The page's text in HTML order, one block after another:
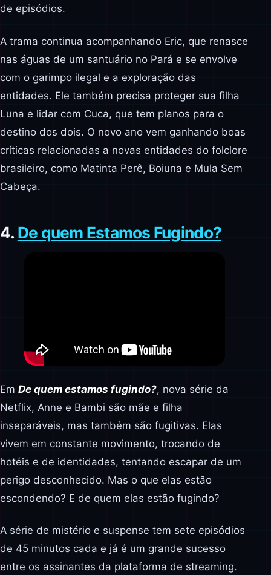
de episódios.
A trama continua acompanhando Eric, que renasce
nas águas de um santuário no Pará e se envolve
com o garimpo ilegal e a exploração das
entidades. Ele também precisa proteger sua filha
Luna e lidar com Cuca, que tem planos para o
destino dos dois. O novo ano vem ganhando boas
críticas relacionadas a novas entidades do folclore
brasileiro, como Matinta Perê, Boiuna e Mula Sem
Cabeça.
4. De quem Estamos Fugindo?
Em De quem estamos fugindo?, nova série da
Netflix, Anne e Bambi são mãe e filha
inseparáveis, mas também são fugitivas. Elas
vivem em constante movimento, trocando de
hotéis e de identidades, tentando escapar de um
perigo desconhecido. Mas o que elas estão
escondendo? E de quem elas estão fugindo?
A série de mistério e suspense tem sete episódios
de 45 minutos cada e já é um grande sucesso
entre os assinantes da plataforma de streaming.